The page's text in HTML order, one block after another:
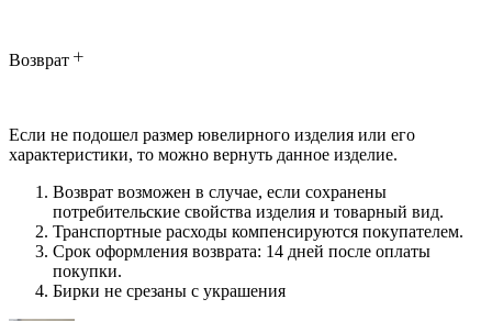
Возврат
Если не подошел размер ювелирного изделия или его
характеристики, то можно вернуть данное изделие.
Возврат возможен в случае, если сохранены
потребительские свойства изделия и товарный вид.
Транспортные расходы компенсируются покупателем.
Срок оформления возврата: 14 дней после оплаты
покупки.
Бирки не срезаны с украшения